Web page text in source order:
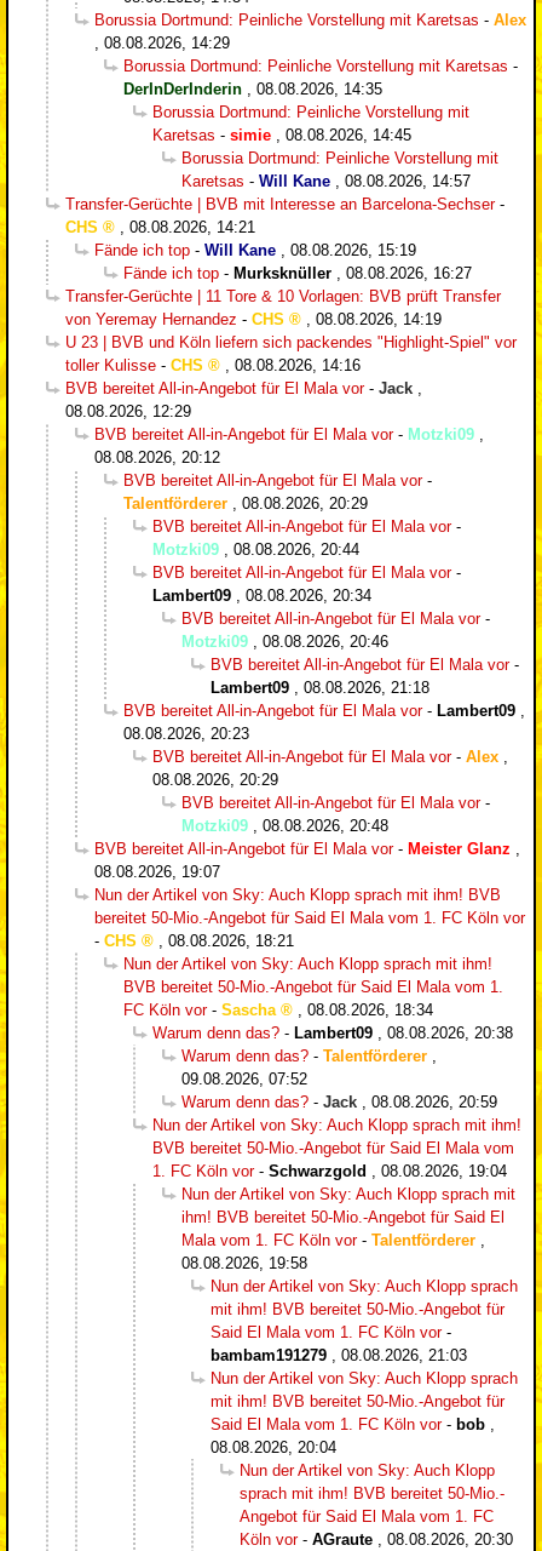
Borussia Dortmund: Peinliche Vorstellung mit Karetsas - Alex
, 08.08.2026, 14:29
Borussia Dortmund: Peinliche Vorstellung mit Karetsas -
DerInDerInderin , 08.08.2026, 14:35
Borussia Dortmund: Peinliche Vorstellung mit
Karetsas - simie , 08.08.2026, 14:45
Borussia Dortmund: Peinliche Vorstellung mit
Karetsas - Will Kane , 08.08.2026, 14:57
Transfer-Gerüchte | BVB mit Interesse an Barcelona-Sechser-
CHS
, 08.08.2026, 14:21
Fände ich top - Will Kane , 08.08.2026, 15:19
Fände ich top - Murksknüller , 08.08.2026, 16:27
Transfer-Gerüchte | 11 Tore & 10 Vorlagen: BVB prüft Transfer
von Yeremay Hernandez - CHS , 08.08.2026, 14:19
U 23 | BVB und Köln liefern sich packendes "Highlight-Spiel" vor
toller Kulisse - CHS , 08.08.2026, 14:16
BVB bereitet All-in-Angebot für El Mala vor- Jack ,
08.08.2026, 12:29
BVB bereitet All-in-Angebot für El Mala vor- Motzki09 ,
08.08.2026, 20:12
BVB bereitet All-in-Angebot für El Mala vor-
Talentförderer , 08.08.2026, 20:29
BVB bereitet All-in-Angebot für El Mala vor-
Motzki09 , 08.08.2026, 20:44
BVB bereitet All-in-Angebot für El Mala vor-
Lambert09 , 08.08.2026, 20:34
BVB bereitet All-in-Angebot für El Mala vor-
Motzki09 , 08.08.2026, 20:46
BVB bereitet All-in-Angebot für El Mala vor-
Lambert09 , 08.08.2026, 21:18
BVB bereitet All-in-Angebot für El Mala vor- Lambert09 ,
08.08.2026, 20:23
BVB bereitet All-in-Angebot für El Mala vor- Alex ,
08.08.2026, 20:29
BVB bereitet All-in-Angebot für El Mala vor-
Motzki09 , 08.08.2026, 20:48
BVB bereitet All-in-Angebot für El Mala vor- Meister Glanz ,
08.08.2026, 19:07
Nun der Artikel von Sky: Auch Klopp sprach mit ihm! BVB
bereitet 50-Mio.-Angebot für Said El Mala vom 1. FC Köln vor
- CHS , 08.08.2026, 18:21
Nun der Artikel von Sky: Auch Klopp sprach mit ihm!
BVB bereitet 50-Mio.-Angebot für Said El Mala vom 1.
FC Köln vor- Sascha , 08.08.2026, 18:34
Warum denn das? - Lambert09 , 08.08.2026, 20:38
Warum denn das? - Talentförderer ,
09.08.2026, 07:52
Warum denn das? - Jack , 08.08.2026, 20:59
Nun der Artikel von Sky: Auch Klopp sprach mit ihm!
BVB bereitet 50-Mio.-Angebot für Said El Mala vom
1. FC Köln vor- Schwarzgold , 08.08.2026, 19:04
Nun der Artikel von Sky: Auch Klopp sprach mit
ihm! BVB bereitet 50-Mio.-Angebot für Said El
Mala vom 1. FC Köln vor- Talentförderer ,
08.08.2026, 19:58
Nun der Artikel von Sky: Auch Klopp sprach
mit ihm! BVB bereitet 50-Mio.-Angebot für
Said El Mala vom 1. FC Köln vor-
bambam191279 , 08.08.2026, 21:03
Nun der Artikel von Sky: Auch Klopp sprach
mit ihm! BVB bereitet 50-Mio.-Angebot für
Said El Mala vom 1. FC Köln vor- bob ,
08.08.2026, 20:04
Nun der Artikel von Sky: Auch Klopp
sprach mit ihm! BVB bereitet 50-Mio.-
Angebot für Said El Mala vom 1. FC
Köln vor- AGraute , 08.08.2026, 20:30